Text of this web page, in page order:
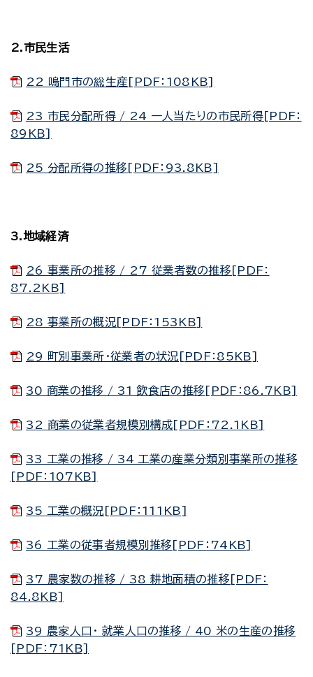
2.市民生活
22 鳴門市の総生産[PDF：108KB]
23 市民分配所得 / 24 一人当たりの市民所得[PDF：
89KB]
25 分配所得の推移[PDF：93.8KB]
3.地域経済
26 事業所の推移 / 27 従業者数の推移[PDF：
87.2KB]
28 事業所の概況[PDF：153KB]
29 町別事業所・従業者の状況[PDF：85KB]
30 商業の推移 / 31 飲食店の推移[PDF：86.7KB]
32 商業の従業者規模別構成[PDF：72.1KB]
33 工業の推移 / 34 工業の産業分類別事業所の推移
[PDF：107KB]
35 工業の概況[PDF：111KB]
36 工業の従事者規模別推移[PDF：74KB]
37 農家数の推移 / 38 耕地面積の推移[PDF：
84.8KB]
39 農家人口・ 就業人口の推移 / 40 米の生産の推移
[PDF：71KB]